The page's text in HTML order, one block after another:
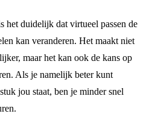
het duidelijk dat virtueel passen de
kan veranderen. Het maakt niet
maar het kan ook de kans op
Als je namelijk beter kunt
jou staat, ben je minder snel